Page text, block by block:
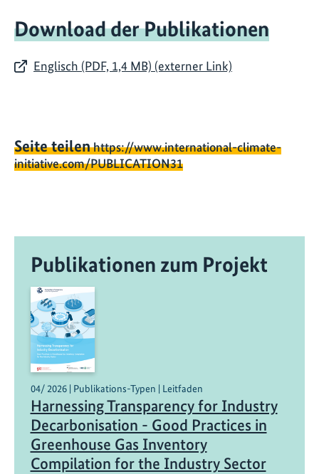
Download der Publikationen
Englisch (PDF, 1,4 MB) (externer Link)
Seite teilenhttps://www.international-climate-
initiative.com/PUBLICATION31
Publikationen zum Projekt
04/ 2026 | Publikations-Typen | Leitfaden
Harnessing Transparency for Industry
Decarbonisation - Good Practices in
Greenhouse Gas Inventory
Compilation for the Industry Sector